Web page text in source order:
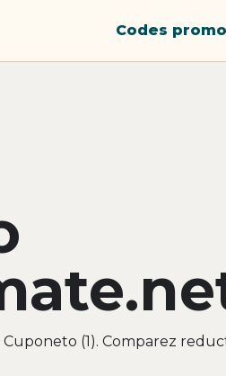
Codes promo
(1). Comparez